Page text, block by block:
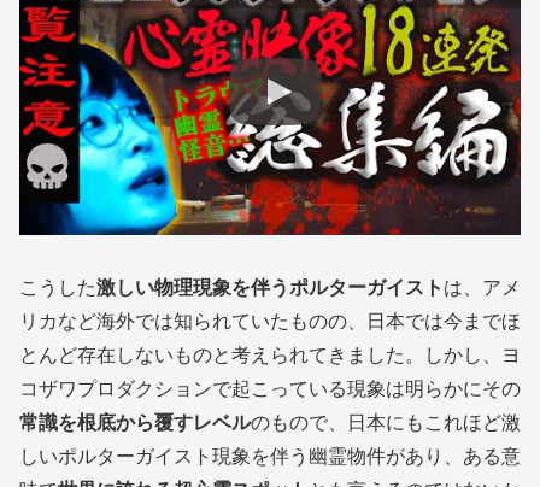
こうした激しい物理現象を伴うポルターガイスト は、アメ
リカなど海外では知られていたものの、日本では今までほ
とんど存在しないものと考えられてきました。しかし、ヨ
コザワプロダクションで起こっている現象は明らかにその
常識を根底から覆すレベルのもので、日本にもこれほど激
しいポルターガイスト現象を伴う幽霊物件があり、ある意